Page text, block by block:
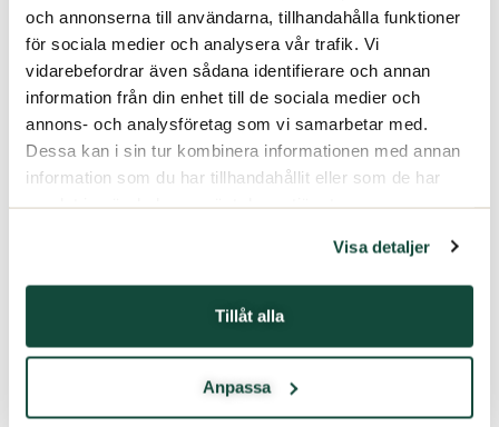
och annonserna till användarna, tillhandahålla funktioner
för sociala medier och analysera vår trafik. Vi
vidarebefordrar även sådana identifierare och annan
information från din enhet till de sociala medier och
annons- och analysföretag som vi samarbetar med.
Dessa kan i sin tur kombinera informationen med annan
information som du har tillhandahållit eller som de har
samlat in när du har använt deras tjänster.
Visa detaljer
Tillåt alla
Anpassa